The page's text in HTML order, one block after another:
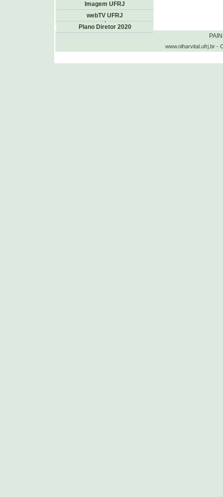
Imagem UFRJ
webTV UFRJ
Plano Diretor 2020
<< voltar Topo
www.olharvital.ufrj.br -